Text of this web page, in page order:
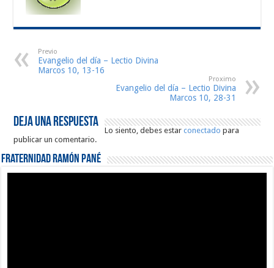
Previo
Evangelio del día – Lectio Divina
Marcos 10, 13-16
Proximo
Evangelio del día – Lectio Divina
Marcos 10, 28-31
Deja una respuesta
Lo siento, debes estarconectado para
publicar un comentario.
Fraternidad Ramón Pané